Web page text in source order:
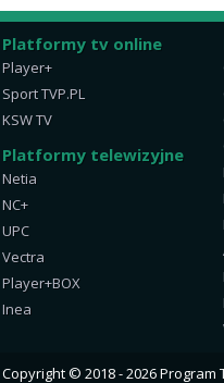
Platformy tv online
Player+
Sport TVP.PL
KSW TV
Platformy telewizyjne
Netia
NC+
UPC
Vectra
Player+BOX
Inea
Copyright © 2018 - 2026